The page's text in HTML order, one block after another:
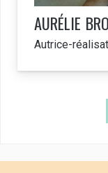
AURÉLIE
Autrice-